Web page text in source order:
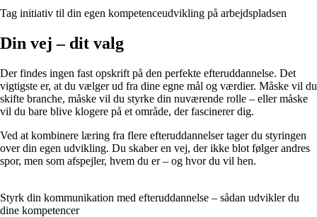
Tag initiativ til din egen kompetenceudvikling på arbejdspladsen
Din vej – dit valg
Der findes ingen fast opskrift på den perfekte efteruddannelse. Det
vigtigste er, at du vælger ud fra dine egne mål og værdier. Måske vil du
skifte branche, måske vil du styrke din nuværende rolle – eller måske
vil du bare blive klogere på et område, der fascinerer dig.
Ved at kombinere læring fra flere efteruddannelser tager du styringen
over din egen udvikling. Du skaber en vej, der ikke blot følger andres
spor, men som afspejler, hvem du er – og hvor du vil hen.
Styrk din kommunikation med efteruddannelse – sådan udvikler du
dine kompetencer